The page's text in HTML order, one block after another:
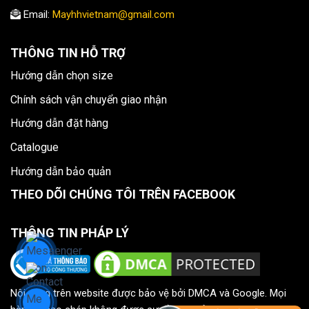
Email: Mayhhvietnam@gmail.com
THÔNG TIN HỖ TRỢ
Hướng dẫn chọn size
Chính sách vận chuyển giao nhận
Hướng dẫn đặt hàng
Catalogue
Hướng dẫn bảo quản
THEO DÕI CHÚNG TÔI TRÊN FACEBOOK
THÔNG TIN PHÁP LÝ
Nội dung trên website được bảo vệ bởi DMCA và Google. Mọi